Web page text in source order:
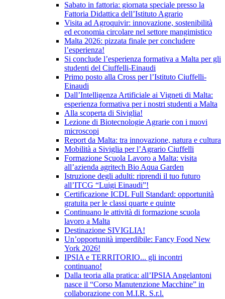
Sabato in fattoria: giornata speciale presso la
Fattoria Didattica dell’Istituto Agrario
Visita ad Agroquivir: innovazione, sostenibilità
ed economia circolare nel settore mangimistico
Malta 2026: pizzata finale per concludere
l’esperienza!
Si conclude l’esperienza formativa a Malta per gli
studenti del Ciuffelli-Einaudi
Primo posto alla Cross per l’Istituto Ciuffelli-
Einaudi
Dall’Intelligenza Artificiale ai Vigneti di Malta:
esperienza formativa per i nostri studenti a Malta
Alla scoperta di Siviglia!
Lezione di Biotecnologie Agrarie con i nuovi
microscopi
Report da Malta: tra innovazione, natura e cultura
Mobilità a Siviglia per l’Agrario Ciuffelli
Formazione Scuola Lavoro a Malta: visita
all’azienda agritech Bio Aqua Garden
Istruzione degli adulti: riprendi il tuo futuro
all’ITCG “Luigi Einaudi”!
Certificazione ICDL Full Standard: opportunità
gratuita per le classi quarte e quinte
Continuano le attività di formazione scuola
lavoro a Malta
Destinazione SIVIGLIA!
Un’opportunità imperdibile: Fancy Food New
York 2026!
IPSIA e TERRITORIO... gli incontri
continuano!
Dalla teoria alla pratica: all’IPSIA Angelantoni
nasce il “Corso Manutenzione Macchine” in
collaborazione con M.I.R. S.r.l.